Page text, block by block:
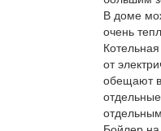
В доме
очень
от
обещают